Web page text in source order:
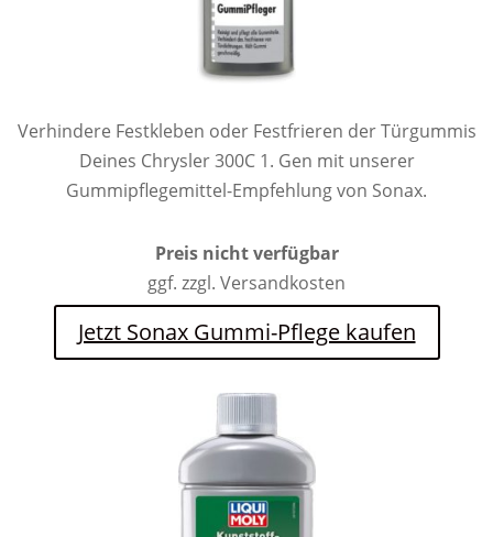
Verhindere Festkleben oder Festfrieren der Türgummis
Deines Chrysler 300C 1. Gen mit unserer
Gummipflegemittel-Empfehlung von Sonax.
Preis nicht verfügbar
ggf. zzgl. Versandkosten
Jetzt Sonax Gummi-Pflege kaufen